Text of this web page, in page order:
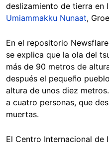
deslizamiento de tierra en
Umiammakku Nunaat,
En el repositorio
se explica que la ola del
más de 90 metros de
después el pequeño
altura de unos diez
a cuatro personas, que
muertas.
El Centro Internacional de